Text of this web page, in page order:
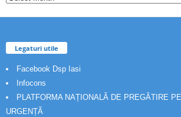
Legaturi utile
Facebook Dsp Iasi
Infocons
PLATFORMA NAȚIONALĂ DE PREGĂTIRE
URGENȚĂ